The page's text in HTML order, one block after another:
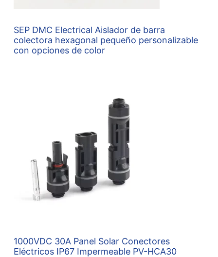
SEP DMC Electrical Aislador de barra
colectora hexagonal pequeño personalizable
con opciones de color
1000VDC 30A Panel Solar Conectores
Eléctricos IP67 Impermeable PV-HCA30